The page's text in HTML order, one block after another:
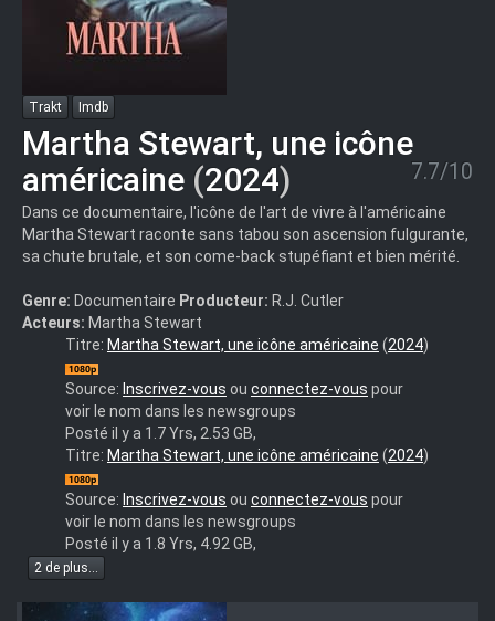
Trakt Imdb
Martha Stewart, une icône
américaine (2024) 7.7/10
Dans ce documentaire, l'icône de l'art de vivre à l'américaine
Martha Stewart raconte sans tabou son ascension fulgurante,
sa chute brutale, et son come-back stupéfiant et bien mérité.
Genre: Documentaire Producteur: R.J. Cutler
Acteurs: Martha Stewart
Martha.2024.1080p.WEBRip.DDP.5.1.10bit.H.265-
Titre: Martha Stewart, une icône américaine (2024)
Source: Inscrivez-vous ou connectez-vous pour
voir le nom dans les newsgroups
Posté il y a 1.7 Yrs, 2.53 GB,
Martha
(2024)
1080p
WEBDL
DDP5.1
h264-
M-
Titre: Martha Stewart, une icône américaine (2024)
Source: Inscrivez-vous ou connectez-vous pour
voir le nom dans les newsgroups
Posté il y a 1.8 Yrs, 4.92 GB,
2 de plus...